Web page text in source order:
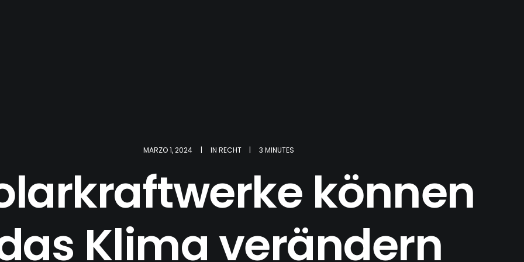
MARZO 1, 2024 | IN RECHT | 3 MINUTES
können
Klima verändern